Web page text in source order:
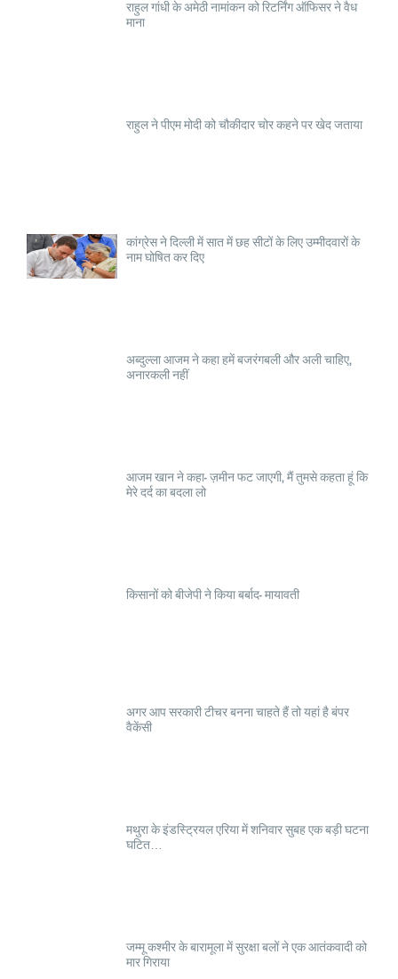
राहुल गांधी के अमेठी नामांकन को रिटर्निंग ऑफिसर ने वैध
माना
राहुल ने पीएम मोदी को चौकीदार चोर कहने पर खेद जताया
कांग्रेस ने दिल्ली में सात में छह सीटों के लिए उम्मीदवारों के
नाम घोषित कर दिए
अब्दुल्ला आजम ने कहा हमें बजरंगबली और अली चाहिए,
अनारकली नहीं
आजम खान ने कहा- ज़मीन फट जाएगी, मैं तुमसे कहता हूं कि
मेरे दर्द का बदला लो
किसानों को बीजेपी ने किया बर्बाद- मायावती
अगर आप सरकारी टीचर बनना चाहते हैं तो यहां है बंपर
वैकेंसी
मथुरा के इंडस्ट्रियल एरिया में शनिवार सुबह एक बड़ी घटना
घटित…
जम्मू कश्मीर के बारामूला में सुरक्षा बलों ने एक आतंकवादी को
मार गिराया